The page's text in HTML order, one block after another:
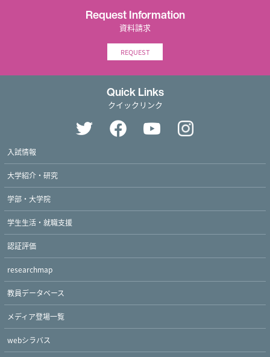
Request Information
資料請求
REQUEST
Quick Links
クイックリンク
入試情報
大学紹介・研究
学部・大学院
学生生活・就職支援
認証評価
researchmap
教員データベース
メディア登場一覧
webシラバス